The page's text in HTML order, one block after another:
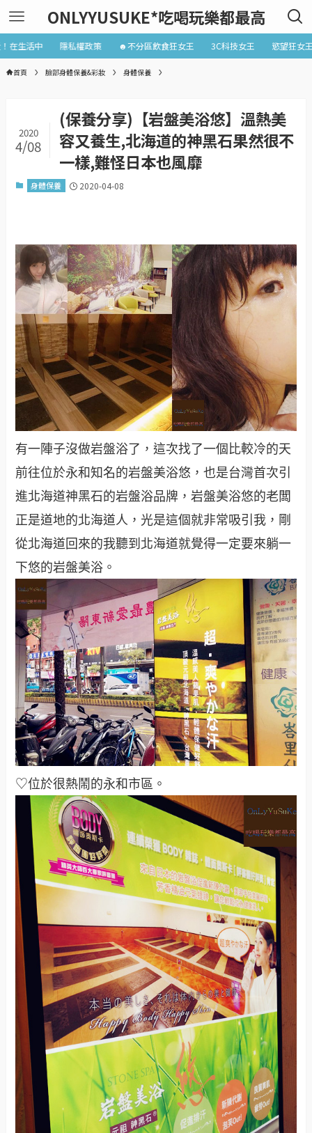
ONLYYUSUKE*吃喝玩樂都最高
在生活中 隱私權政策 ☻不分區飲食狂女王 3C科技女王 慾望狂女
首頁 臉部身體保養&彩妝 身體保養
(保養分享)【岩盤美浴悠】溫熱美
容又養生,北海道的神黑石果然很不
一樣,難怪日本也風靡
2020
4/08
身體保養 2020-04-08
有一陣子沒做岩盤浴了，這次找了一個比較冷的天
前往位於永和知名的岩盤美浴悠，也是台灣首次引
進北海道神黑石的岩盤浴品牌，岩盤美浴悠的老闆
正是道地的北海道人，光是這個就非常吸引我，剛
從北海道回來的我聽到北海道就覺得一定要來躺一
下悠的岩盤美浴。
♡位於很熱鬧的永和市區。